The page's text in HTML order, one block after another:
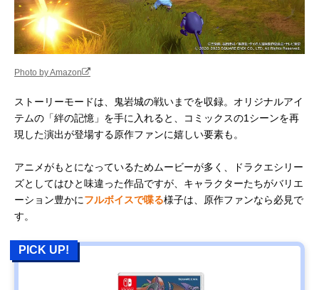
Photo by Amazon
ストーリーモードは、鬼岩城の戦いまでを収録。オリジナルアイ
テムの「絆の記憶」を手に入れると、コミックスの1シーンを再
現した演出が登場する原作ファンに嬉しい要素も。
アニメがもとになっているためムービーが多く、ドラクエシリー
ズとしてはひと味違った作品ですが、キャラクターたちがバリエ
ーション豊かにフルボイスで喋る様子は、原作ファンなら必見で
す。
PICK UP!